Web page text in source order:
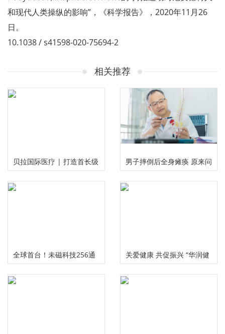
和现代人类操纵的影响”，《科学报告》，2020年11月26
日。
10.1038 / s41598-020-75694-2
相关推荐
贝拉国际医疗 | 打造首长级
精准服务 护航国民健康福祉
男子摔倒后全身瘫痪 原来问
题出在颈椎上
全球首台！未磁科技256通
道无液氦脑磁图仪及芯片化
关爱健康 共促振兴 “华润健
康乡村”公益项目三周年总